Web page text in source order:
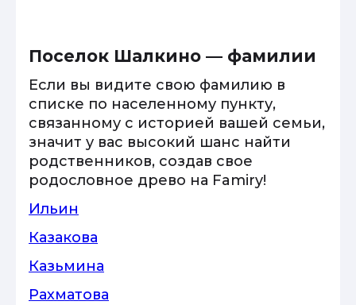
Поселок Шалкино — фамилии
Если вы видите свою фамилию в
списке по населенному пункту,
связанному с историей вашей семьи,
значит у вас высокий шанс найти
родственников, создав свое
родословное древо на Famiry!
Ильин
Казакова
Казьмина
Рахматова